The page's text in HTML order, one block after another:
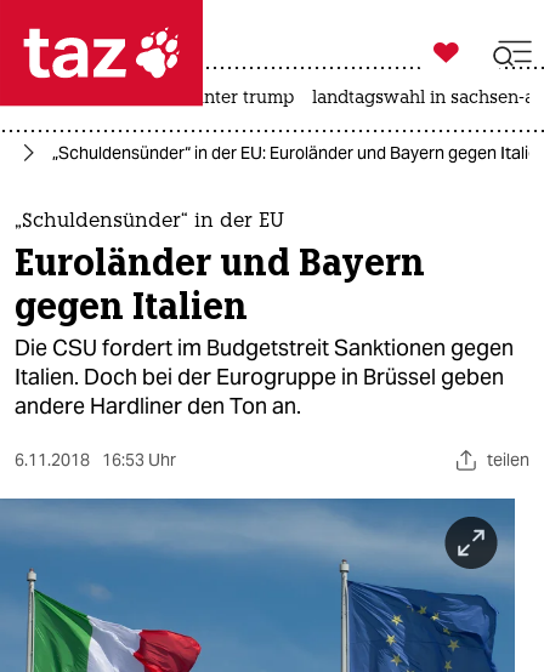
 taz zahl ich
taz zahl ich
themen
politik
öko
gesellschaft
sport
berlin
nord
wahrheit

taz zahl ich
usa unter trump landtagswahl in sachsen-
„Schuldensünder“ in der EU: Euroländer und Bayern gegen
„Schuldensünder“ in der EU
Euroländer und Bayern
gegen Italien
Die CSU fordert im Budgetstreit Sanktionen gegen
Italien. Doch bei der Eurogruppe in Brüssel geben
andere Hardliner den Ton an.
6.11.2018 16:53 Uhr teilen